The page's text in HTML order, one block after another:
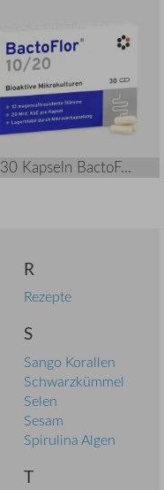
30 Kapseln BactoF...
R
Rezepte
S
Sango Korallen
Schwarzkümmel
Selen
Sesam
Spirulina Algen
T